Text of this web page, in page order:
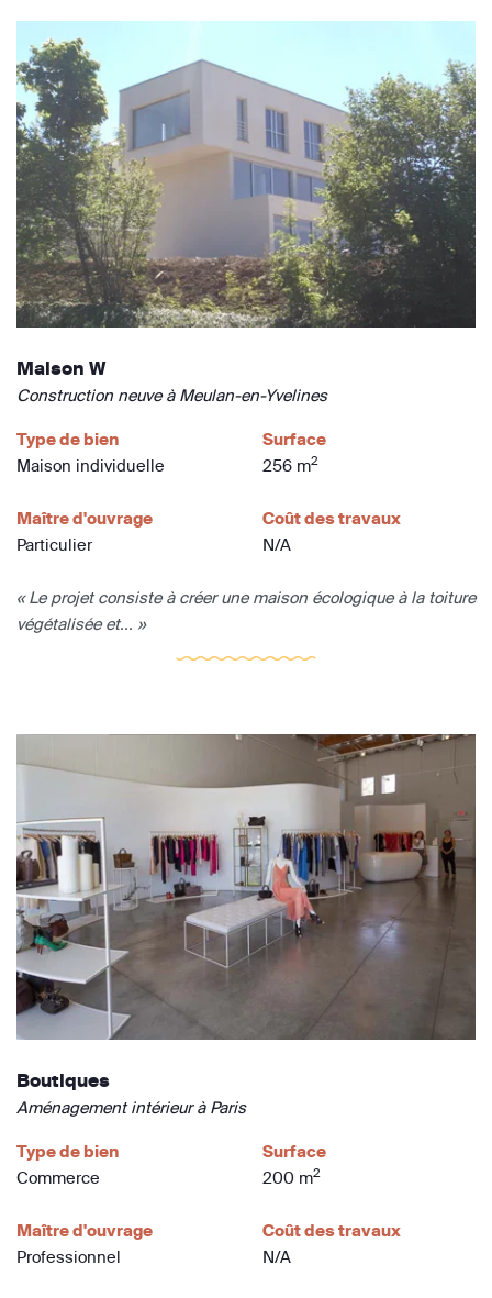
Maison W
Construction neuve à Meulan-en-Yvelines
Type de bien
Maison individuelle
Surface
256 m2
Maître d'ouvrage
Particulier
Coût des travaux
N/A
« Le projet consiste à créer une maison écologique à la toiture
végétalisée et... »
Boutiques
Aménagement intérieur à Paris
Type de bien
Commerce
Surface
200 m2
Maître d'ouvrage
Professionnel
Coût des travaux
N/A